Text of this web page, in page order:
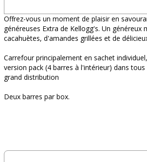
Offrez-vous un moment de plaisir en
généreuses Extra de Kellogg's. Un généreux
cacahuètes, d'amandes grillées et de
Carrefour principalement en sachet
version pack (4 barres à l'intérieur) dans
grand distribution
Deux barres par box.